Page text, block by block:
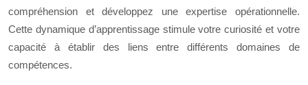
compréhension et développez une expertise opérationnelle.
Cette dynamique d’apprentissage stimule votre curiosité et votre
capacité à établir des liens entre différents domaines de
compétences.